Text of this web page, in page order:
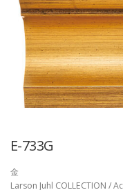
E-733G
金
Larson Juhl COLLECTION /